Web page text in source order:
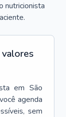
nutricionista
em São
agenda
sem